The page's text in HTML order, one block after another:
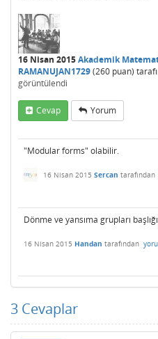
16 Nisan 2015Akademik
RAMANUJAN1729(260 puan)
görüntülendi
Cevap Yorum
"Modular forms" olabilir.
16 Nisan 2015 Sercan tarafından
Dönme ve yansıma grupları
16 Nisan 2015 Handan tarafından
3 Cevaplar